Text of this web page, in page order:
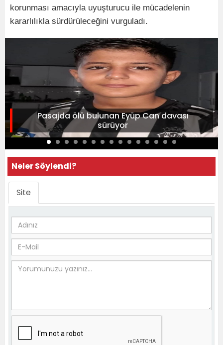
korunması amacıyla uyuşturucu ile mücadelenin
kararlılıkla sürdürüleceğini vurguladı.
Pasajda ölü bulunan Eyüp Can davası
sürüyor
Neler Söylendi?
Site